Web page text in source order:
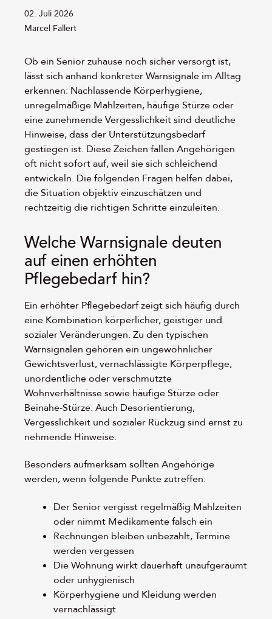
02. Juli 2026
Von:
Marcel Fallert
Ob ein Senior zuhause noch sicher versorgt ist,
lässt sich anhand konkreter Warnsignale im Alltag
erkennen: Nachlassende Körperhygiene,
unregelmäßige Mahlzeiten, häufige Stürze oder
eine zunehmende Vergesslichkeit sind deutliche
Hinweise, dass der Unterstützungsbedarf
gestiegen ist. Diese Zeichen fallen Angehörigen
oft nicht sofort auf, weil sie sich schleichend
entwickeln. Die folgenden Fragen helfen dabei,
die Situation objektiv einzuschätzen und
rechtzeitig die richtigen Schritte einzuleiten.
Welche Warnsignale deuten
auf einen erhöhten
Pflegebedarf hin?
Ein erhöhter Pflegebedarf zeigt sich häufig durch
eine Kombination körperlicher, geistiger und
sozialer Veränderungen. Zu den typischen
Warnsignalen gehören ein ungewöhnlicher
Gewichtsverlust, vernachlässigte Körperpflege,
unordentliche oder verschmutzte
Wohnverhältnisse sowie häufige Stürze oder
Beinahe-Stürze. Auch Desorientierung,
Vergesslichkeit und sozialer Rückzug sind ernst zu
nehmende Hinweise.
Besonders aufmerksam sollten Angehörige
werden, wenn folgende Punkte zutreffen:
Der Senior vergisst regelmäßig Mahlzeiten
oder nimmt Medikamente falsch ein
Rechnungen bleiben unbezahlt, Termine
werden vergessen
Die Wohnung wirkt dauerhaft unaufgeräumt
oder unhygienisch
Körperhygiene und Kleidung werden
vernachlässigt